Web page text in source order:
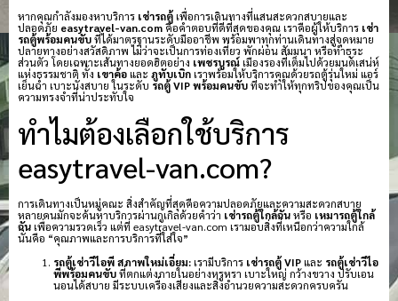
หากคุณกำลังมองหาบริการ เช่ารถตู้เพื่อการเดินทางที่แสนสะดวกสบายและ
ปลอดภัย easytravel-van.comคือคำตอบที่ดีที่สุดของคุณ เราคือผู้ให้บริการ เช่า
รถตู้พร้อมคนขับที่ได้มาตรฐานระดับมืออาชีพ พร้อมพาทุกท่านเดินทางสู่จุดหมาย
ปลายทางอย่างสวัสดิภาพ ไม่ว่าจะเป็นการท่องเที่ยว พักผ่อน สัมมนา หรือทำธุระ
ส่วนตัว โดยเฉพาะเส้นทางยอดฮิตอย่าง เพชรบูรณ์เมืองรองที่เต็มไปด้วยมนต์เสน่ห์
แห่งธรรมชาติ ทั้ง เขาค้อและ ภูทับเบิกเราพร้อมให้บริการคุณด้วยรถตู้รุ่นใหม่ แอร์
เย็นฉ่ำ เบาะนั่งสบาย ในระดับ รถตู้ VIP พร้อมคนขับที่จะทำให้ทุกทริปของคุณเป็น
ความทรงจำที่น่าประทับใจ
ทำไมต้องเลือกใช้บริการ
easytravel-van.com?
การเดินทางเป็นหมู่คณะ สิ่งสำคัญที่สุดคือความปลอดภัยและความสะดวกสบาย
หลายคนมักจะค้นหาบริการผ่านกูเกิลด้วยคำว่า เช่ารถตู้ใกล้ฉันหรือ เหมารถตู้ใกล้
ฉันเพื่อความรวดเร็ว แต่ที่ easytravel-van.com เรามอบสิ่งที่เหนือกว่าความใกล้
นั่นคือ “คุณภาพและการบริการที่ใส่ใจ”
รถตู้เช่าวีไอพี สภาพใหม่เอี่ยม:เรามีบริการ เช่ารถตู้ VIPและ รถตู้เช่าวีไอ
พีพร้อมคนขับที่ตกแต่งภายในอย่างหรูหรา เบาะใหญ่ กว้างขวาง ปรับเอน
นอนได้สบาย มีระบบเครื่องเสียงและสิ่งอำนวยความสะดวกครบครัน